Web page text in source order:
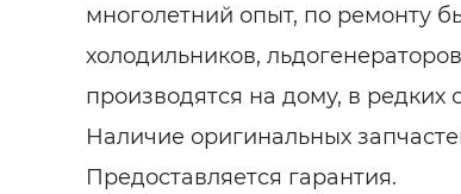
многолетний опыт, по ремонту
холодильников,
производятся на дому, в редких
Наличие оригинальных
Предоставляется гарантия.